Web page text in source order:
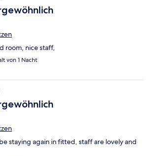
room, nice staff,
von 1 Nacht
staying again in fitted, staff are lovely and